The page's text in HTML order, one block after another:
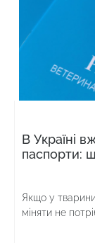
В Україні
паспорти:
Якщо у
міняти не